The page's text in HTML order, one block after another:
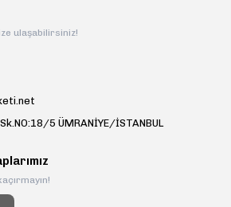
ulaşabilirsiniz!
5 ÜMRANİYE/İSTANBUL